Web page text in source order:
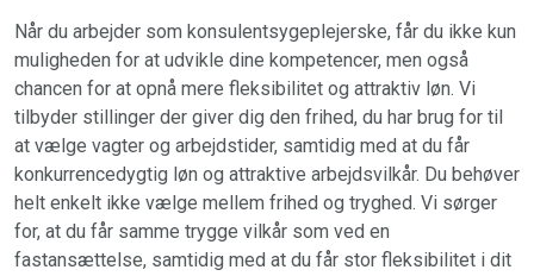
Når du arbejder som konsulentsygeplejerske, får du ikke kun
muligheden for at udvikle dine kompetencer, men også
chancen for at opnå mere fleksibilitet og attraktiv løn. Vi
tilbyder stillinger der giver dig den frihed, du har brug for til
at vælge vagter og arbejdstider, samtidig med at du får
konkurrencedygtig løn og attraktive arbejdsvilkår. Du behøver
helt enkelt ikke vælge mellem frihed og tryghed. Vi sørger
for, at du får samme trygge vilkår som ved en
fastansættelse, samtidig med at du får stor fleksibilitet i dit